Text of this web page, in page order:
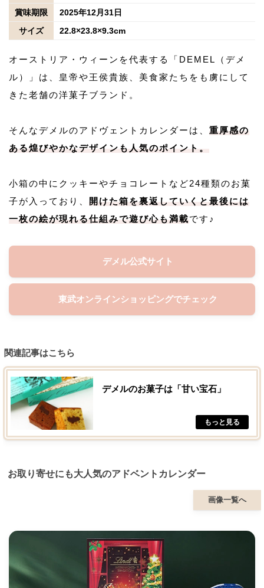
賞味期限
2025年12月31日
サイズ
22.8×23.8×9.3cm
オーストリア・ウィーンを代表する「DEMEL（デメ
ル）」は、皇帝や王侯貴族、美食家たちをも虜にして
きた老舗の洋菓子ブランド。
そんなデメルのアドヴェントカレンダーは、 重厚感の
ある煌びやかなデザインも人気のポイント。
小箱の中にクッキーやチョコレートなど24種類のお菓
子が入っており、
開けた箱を裏返していくと最後には
一枚の絵が現れる仕組みで遊び心も満載です♪
デメル公式サイト
東武オンラインショッピングでチェック
関連記事はこちら
デメルのお菓子は「甘い宝石」
お取り寄せにも大人気のアドベントカレンダー
画像一覧へ